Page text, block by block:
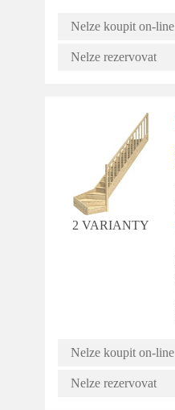
Nelze koupit on-line
Nelze rezervovat
2 VARIANTY
Nelze koupit on-line
Nelze rezervovat